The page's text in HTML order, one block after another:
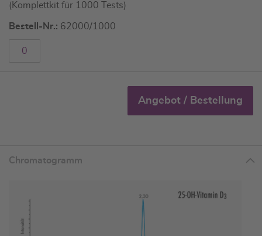
(Komplettkit für 1000 Tests)
Bestell-Nr.: 62000/1000
Angebot / Bestellung
Chromatogramm